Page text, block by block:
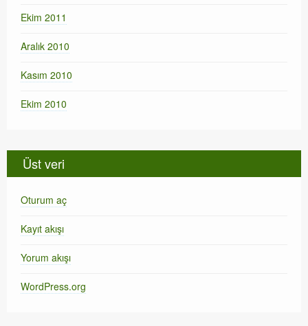
Ekim 2011
Aralık 2010
Kasım 2010
Ekim 2010
Üst veri
Oturum aç
Kayıt akışı
Yorum akışı
WordPress.org